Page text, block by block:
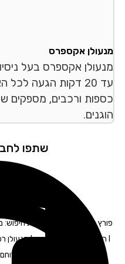
אקספרס
אקספרס בעל ניסיון
עד 20 דקות הגעה לכל
ורכבים, מספקים שירות
שתפו